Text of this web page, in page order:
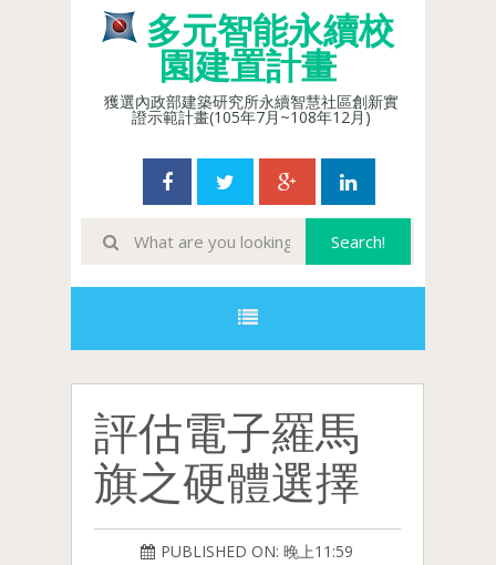
多元智能永續校
園建置計畫
獲選內政部建築研究所永續智慧社區創新實
證示範計畫(105年7月~108年12月)
評估電子羅馬
旗之硬體選擇
PUBLISHED ON: 晚上11:59